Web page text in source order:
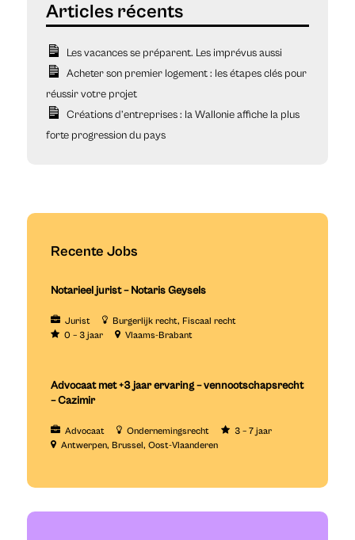
Les vacances se préparent. Les imprévus aussi
Acheter son premier logement : les étapes clés pour
réussir votre projet
Créations d’entreprises : la Wallonie affiche la plus
forte progression du pays
Recente Jobs
Notarieel jurist – Notaris Geysels
Jurist Burgerlijk recht Fiscaal recht
0 – 3 jaar
Vlaams-Brabant
Advocaat met +3 jaar ervaring – vennootschapsrecht
– Cazimir
Advocaat Ondernemingsrecht
3 – 7 jaar
Antwerpen Brussel Oost-Vlaanderen